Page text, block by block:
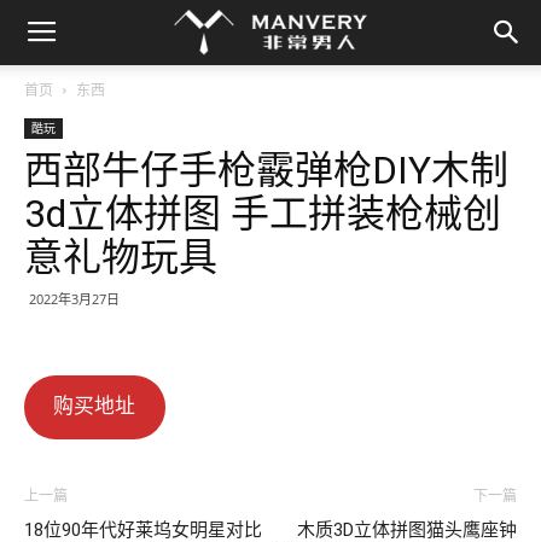
首页 东西
酷玩
西部牛仔手枪霰弹枪DIY木制
3d立体拼图 手工拼装枪械创
意礼物玩具
2022年3月27日
购买地址
上一篇
18位90年代好莱坞女明星对比
下一篇
木质3D立体拼图猫头鹰座钟